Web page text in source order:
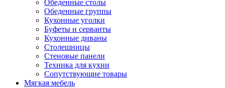
Обеденные столы
Обеденные группы
Кухонные уголки
Буфеты и серванты
Кухонные диваны
Столешницы
Стеновые панели
Техника для кухни
Сопутствующие товары
Мягкая мебель